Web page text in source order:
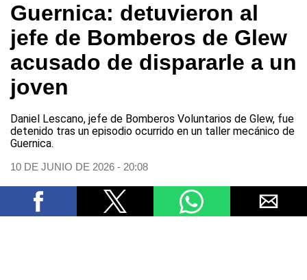
Guernica: detuvieron al
jefe de Bomberos de Glew
acusado de dispararle a un
joven
Daniel Lescano, jefe de Bomberos Voluntarios de Glew, fue
detenido tras un episodio ocurrido en un taller mecánico de
Guernica.
10 DE JUNIO DE 2026 - 20:08